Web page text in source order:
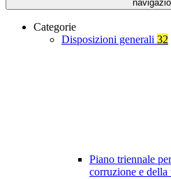
Categorie
Disposizioni generali 32
Piano triennale
corruzione e della